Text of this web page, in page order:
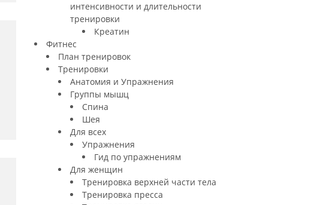
интенсивности и длительности
тренировки
Креатин
Фитнес
План тренировок
Тренировки
Анатомия и Упражнения
Группы мышц
Спина
Шея
Для всех
Упражнения
Гид по упражнениям
Для женщин
Тренировка верхней части тела
Тренировка пресса